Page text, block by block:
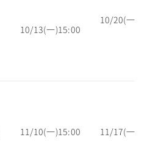
10/13(一)15:00
10/20(一)
11/10(一)15:00 11/17(一)